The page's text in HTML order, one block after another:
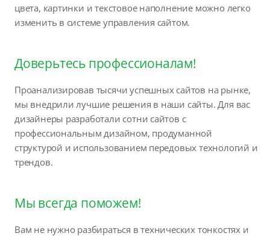
цвета, картинки и текстовое наполнение можно легко
изменить в системе управления сайтом.
Доверьтесь профессионалам!
Проанализировав тысячи успешных сайтов на рынке,
мы внедрили лучшие решения в наши сайты. Для вас
дизайнеры разработали сотни сайтов с
профессиональным дизайном, продуманной
структурой и использованием передовых технологий и
трендов.
Мы всегда поможем!
Вам не нужно разбираться в технических тонкостях и